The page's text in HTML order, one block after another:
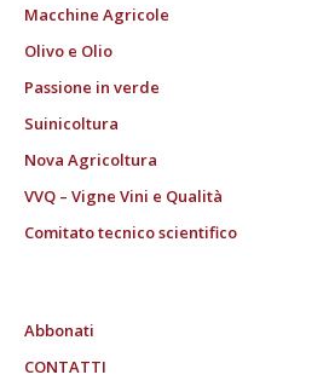
Macchine Agricole
Olivo e Olio
Passione in verde
Suinicoltura
Nova Agricoltura
VVQ – Vigne Vini e Qualità
Comitato tecnico scientifico
Abbonati
CONTATTI